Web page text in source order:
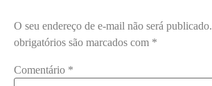
O seu endereço de e-mail não será publicado.
obrigatórios são marcados com *
Comentário *